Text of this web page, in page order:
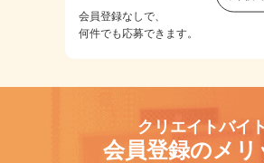
会員登録なしで、
何件でも応募できます。
クリエイトバイト
会員登録のメリ